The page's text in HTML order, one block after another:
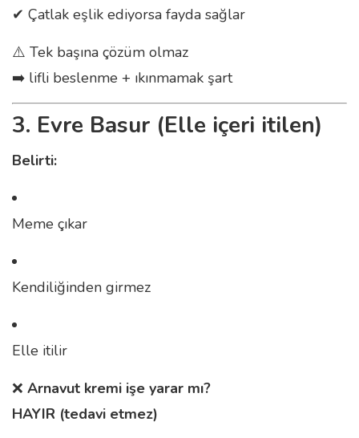
✔ Çatlak eşlik ediyorsa fayda sağlar
⚠️ Tek başına çözüm olmaz
➡️ lifli beslenme + ıkınmamak şart
3. Evre Basur (Elle içeri itilen)
Belirti:
Meme çıkar
Kendiliğinden girmez
Elle itilir
❌ Arnavut kremi işe yarar mı?
HAYIR (tedavi etmez)